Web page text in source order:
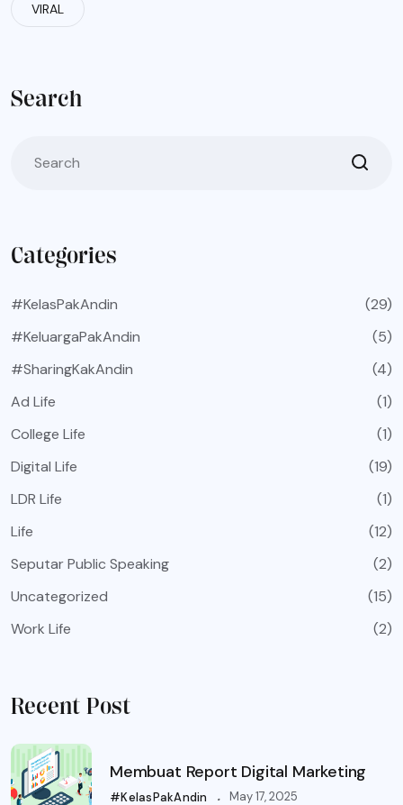
VIRAL
Search
Categories
#KelasPakAndin
(29)
#KeluargaPakAndin
(5)
#SharingKakAndin
(4)
Ad Life
(1)
College Life
(1)
Digital Life
(19)
LDR Life
(1)
Life
(12)
Seputar Public Speaking
(2)
Uncategorized
(15)
Work Life
(2)
Recent Post
Membuat Report Digital Marketing
#KelasPakAndin . May 17, 2025